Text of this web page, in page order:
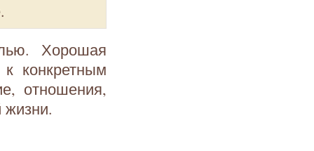
Хорошая
конкретным
отношения,